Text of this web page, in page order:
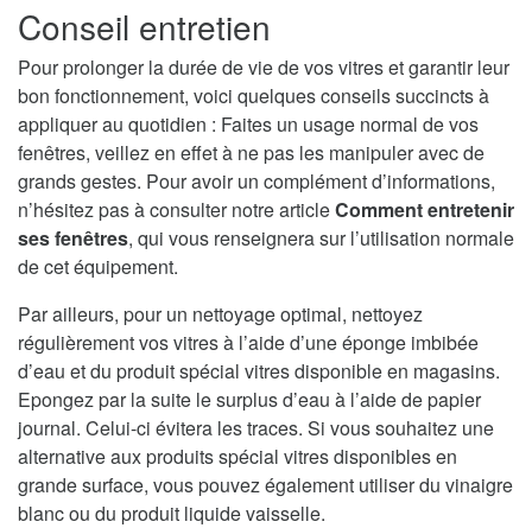
Conseil entretien
Pour prolonger la durée de vie de vos vitres et garantir leur
bon fonctionnement, voici quelques conseils succincts à
appliquer au quotidien : Faites un usage normal de vos
fenêtres, veillez en effet à ne pas les manipuler avec de
grands gestes. Pour avoir un complément d’informations,
n’hésitez pas à consulter notre articleComment entretenir
ses fenêtres, qui vous renseignera sur l’utilisation normale
de cet équipement.
Par ailleurs, pour un nettoyage optimal, nettoyez
régulièrement vos vitres à l’aide d’une éponge imbibée
d’eau et du produit spécial vitres disponible en magasins.
Epongez par la suite le surplus d’eau à l’aide de papier
journal. Celui-ci évitera les traces. Si vous souhaitez une
alternative aux produits spécial vitres disponibles en
grande surface, vous pouvez également utiliser du vinaigre
blanc ou du produit liquide vaisselle.